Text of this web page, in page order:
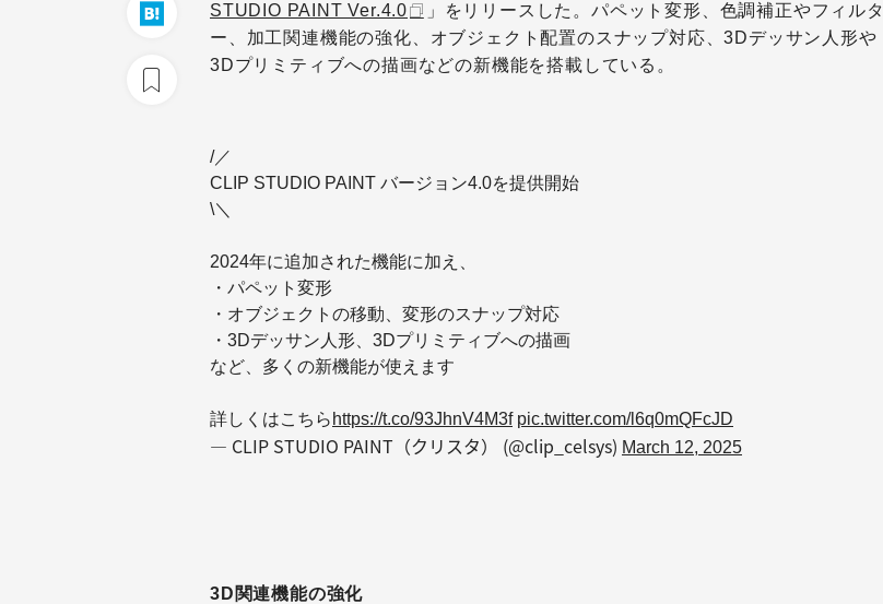
STUDIO PAINT Ver.4.0
」をリリースした。パペット変形、色調補正やフィルタ
ー、加工関連機能の強化、オブジェクト配置のスナップ対応、3Dデッサン人形や
3Dプリミティブへの描画などの新機能を搭載している。
/／
CLIP STUDIO PAINT バージョン4.0を提供開始
\＼
2024年に追加された機能に加え、
・パペット変形
・オブジェクトの移動、変形のスナップ対応
・3Dデッサン人形、3Dプリミティブへの描画
など、多くの新機能が使えます
詳しくはこちら https://t.co/93JhnV4M3f pic.twitter.com/l6q0mQFcJD
— CLIP STUDIO PAINT（クリスタ） (@clip_celsys) March 12, 2025
3D関連機能の強化